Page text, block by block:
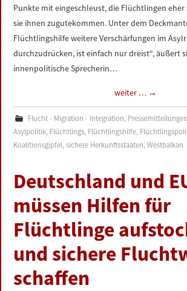
Punkte mit eingeschleust, die Flüchtlingen eher
sie ihnen zugutekommen. Unter dem
Flüchtlingshilfe weitere Verschärfungen im
durchzudrücken, ist einfach nur dreist“, äußert
innenpolitische Sprecherin…
weiter … →
Flucht - Migration - Integration, Pressemitteilungen
Asylpolitik, Flüchtlings, Flüchtlingshilfe,
Koalitionsgipfel,sichere Herkunftsstaaten,Westbalkan
Deutschland und
müssen Hilfen für
Flüchtlinge
und sichere
schaffen